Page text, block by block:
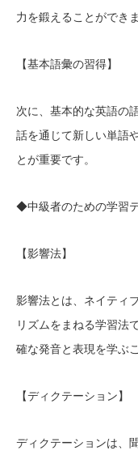
力を鍛えることができま
【基本語彙の習得】
次に、基本的な英語の
話を通じて新しい単語
とが重要です。
◆中級者のための学習
【影響法】
影響法とは、ネイティ
リズムをまねる学習法
確な発音と表現を学ぶ
【ディクテーション】
ディクテーションは、